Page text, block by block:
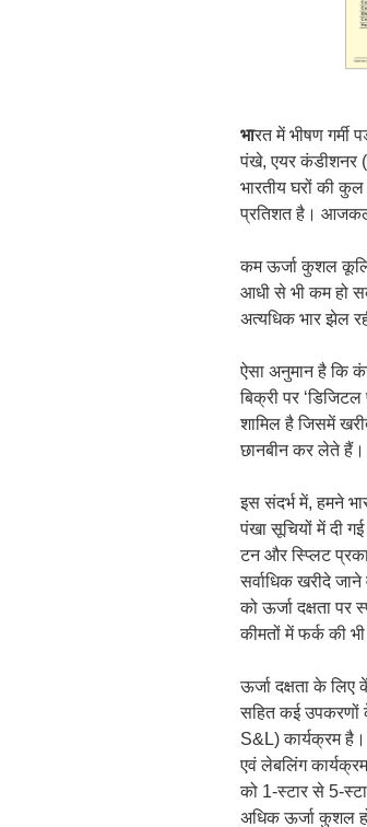
भारत में भीषण गर्मी
पंखे, एयर कंडीशनर
भारतीय घरों की
प्रतिशत है। आजकल
कम ऊर्जा कुशल
आधी से भी कम हो
अत्यधिक भार झेल
ऐसा अनुमान है कि
बिक्री पर
शामिल है जिसमें
छानबीन कर लेते हैं।
इस संदर्भ में, हमने
पंखा सूचियों में दी
टन और स्प्लिट
सर्वाधिक खरीदे
को ऊर्जा दक्षता पर
कीमतों में फर्क की
ऊर्जा दक्षता के
सहित कई उपकरणों
S&L) कार्यक्रम है।
एवं लेबलिंग
को 1-स्टार से 5-
अधिक ऊर्जा कुशल